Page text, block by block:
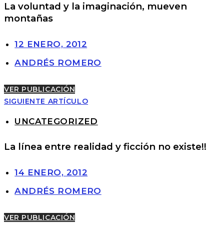
La voluntad y la imaginación, mueven
montañas
12 ENERO, 2012
ANDRÉS ROMERO
VER PUBLICACIÓN
SIGUIENTE ARTÍCULO
UNCATEGORIZED
La línea entre realidad y ficción no existe!!
14 ENERO, 2012
ANDRÉS ROMERO
VER PUBLICACIÓN